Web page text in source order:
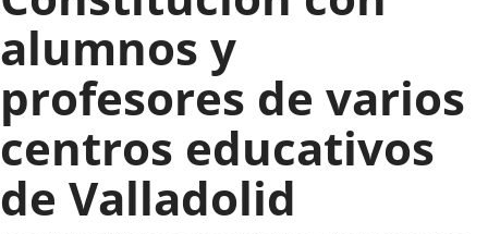
alumnos y
profesores de varios
centros educativos
de Valladolid